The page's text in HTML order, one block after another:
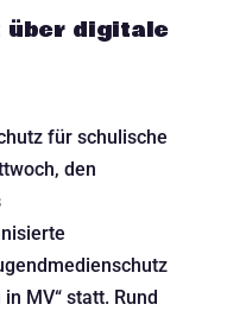
über digitale
für schulische
den
MV“ statt. Rund